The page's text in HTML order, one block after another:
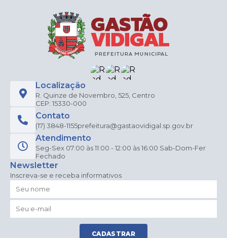
Localização
R. Quinze de Novembro, 525, Centro
CEP: 15330-000
Contato
(17) 3848-1155prefeitura@gastaovidigal.sp.gov.br
Atendimento
Seg-Sex 07:00 às 11:00 - 12:00 às 16:00 Sab-Dom-Fer
Fechado
Newsletter
Inscreva-se e receba informativos
CADASTRAR